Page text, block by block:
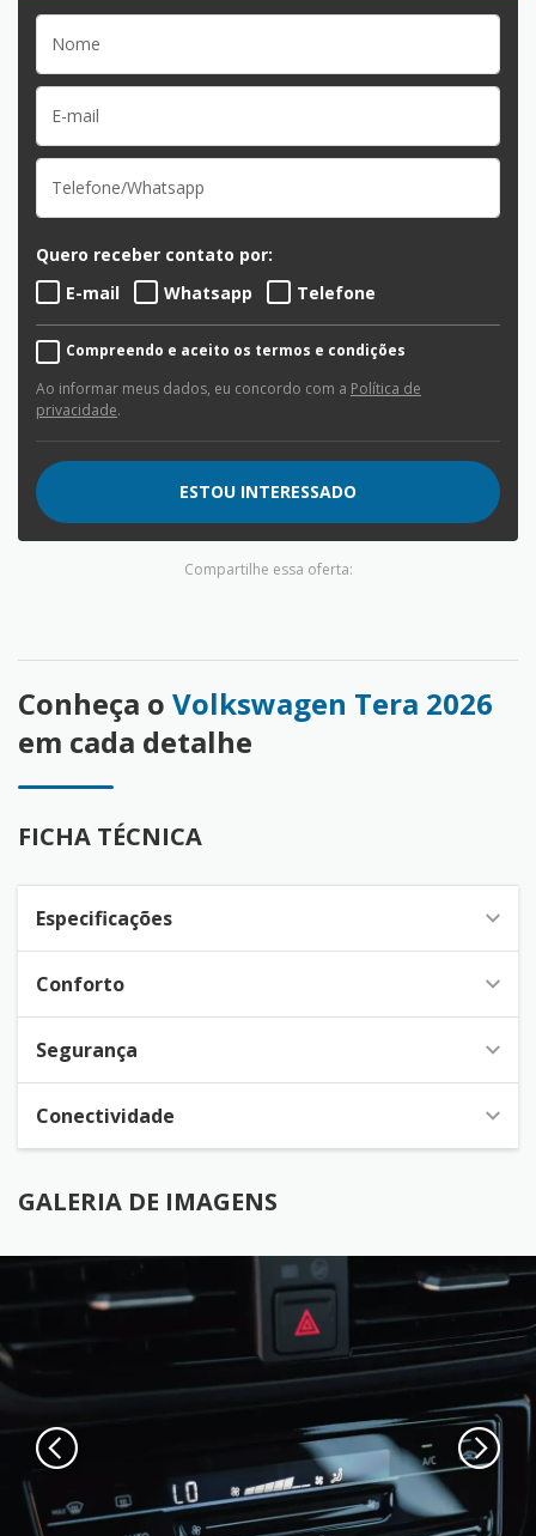
Quero receber contato por:
E-mail
Whatsapp Telefone
Compreendo e aceito os termos e condições
Ao informar meus dados, eu concordo com a Política de
privacidade.
ESTOU INTERESSADO
Compartilhe essa oferta:
Conheça o Volkswagen Tera 2026
em cada detalhe
FICHA TÉCNICA
Especificações
Conforto
Segurança
Conectividade
GALERIA DE IMAGENS